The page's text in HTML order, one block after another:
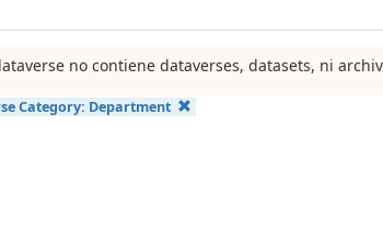
no contiene dataverses, datasets, ni
Category: Department